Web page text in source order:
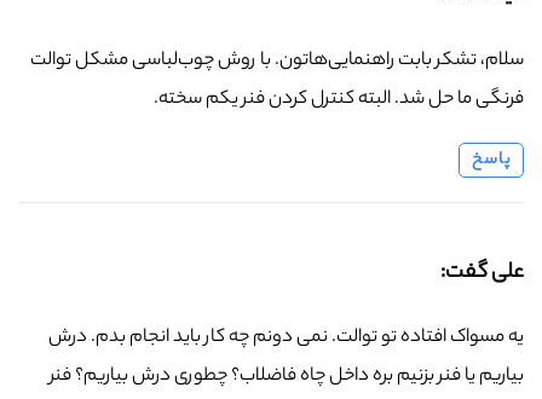
سلام، تشکر بابت راهنمایی‌هاتون. با روش چوب‌لباسی مشکل توالت
فرنگی ما حل شد. البته کنترل کردن فنر یکم سخته.
پاسخ
علی گفت:
یه مسواک افتاده تو توالت. نمی دونم چه کار باید انجام بدم. درش
بیاریم یا فنر بزنیم بره داخل چاه فاضلاب؟ چطوری درش بیاریم؟ فنر